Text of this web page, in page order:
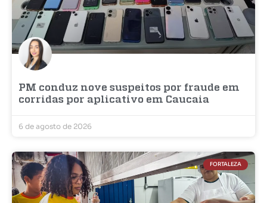
PM conduz nove suspeitos por fraude em
corridas por aplicativo em Caucaia
6 de agosto de 2026
FORTALEZA